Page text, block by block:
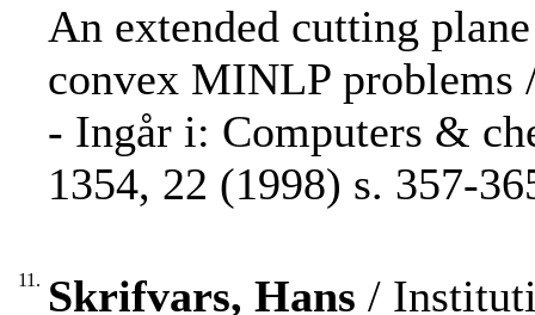
An extended cutting
convex MINLP problems
- Ingår i: Computers &
1354, 22 (1998) s. 357-
11. Skrifvars, Hans /